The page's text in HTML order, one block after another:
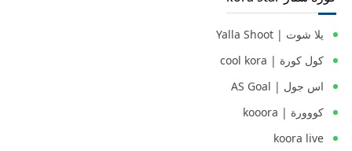
يلا شوت | Yalla Shoot
كول كورة | cool kora
اس جول | AS Goal
كووورة | kooora
koora live